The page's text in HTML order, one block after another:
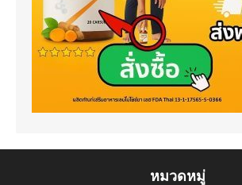
หมวดหมู่